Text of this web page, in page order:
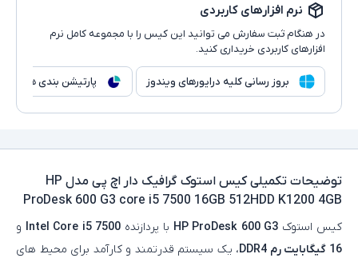
نرم افزارهای کاربردی
در هنگام ثبت سفارش می توانید این کیس را با مجموعه کامل نرم
افزارهای کاربردی خریداری کنید.
بروز رسانی کلیه درایورهای ویندوز پارتیشن بندی هارد
توضیحات تکمیلی
کیس استوک گرافیک دار اچ پی مدل HP
ProDesk 600 G3 core i5 7500 16GB 512HDD K1200 4GB
کیس استوکHP ProDesk 600 G3 با پردازندهIntel Core i5 7500 و
16 گیگابایت رم DDR4
، یک سیستم قدرتمند و کارآمد برای محیط‌ های